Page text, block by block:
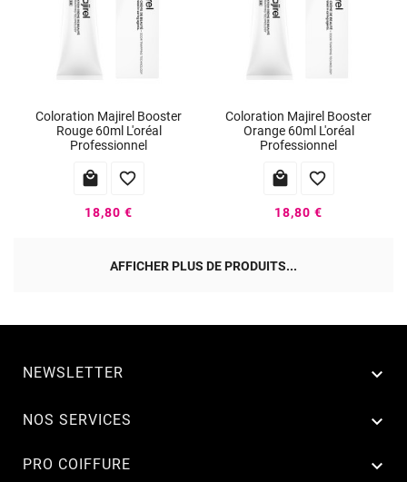
Coloration Majirel Booster
Rouge 60ml L'oréal
Professionnel
 
18,80 €
Coloration Majirel Booster
Orange 60ml L'oréal
Professionnel
 
18,80 €
AFFICHER PLUS DE PRODUITS...
NEWSLETTER 
NOS SERVICES 
PRO COIFFURE 